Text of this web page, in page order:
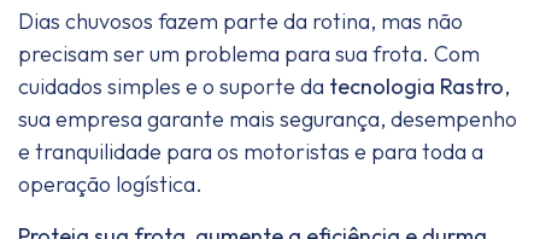
Dias chuvosos fazem parte da rotina, mas não
precisam ser um problema para sua frota. Com
cuidados simples e o suporte da tecnologia Rastro,
sua empresa garante mais segurança, desempenho
e tranquilidade para os motoristas e para toda a
operação logística.